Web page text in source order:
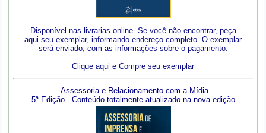
Disponível nas livrarias online. Se você não encontrar, peça
aqui seu exemplar, informando endereço completo. O exemplar
será enviado, com as informações sobre o pagamento.
Clique aqui e Compre seu exemplar
Assessoria e Relacionamento com a Mídia
5ª Edição - Conteúdo totalmente atualizado na nova edição